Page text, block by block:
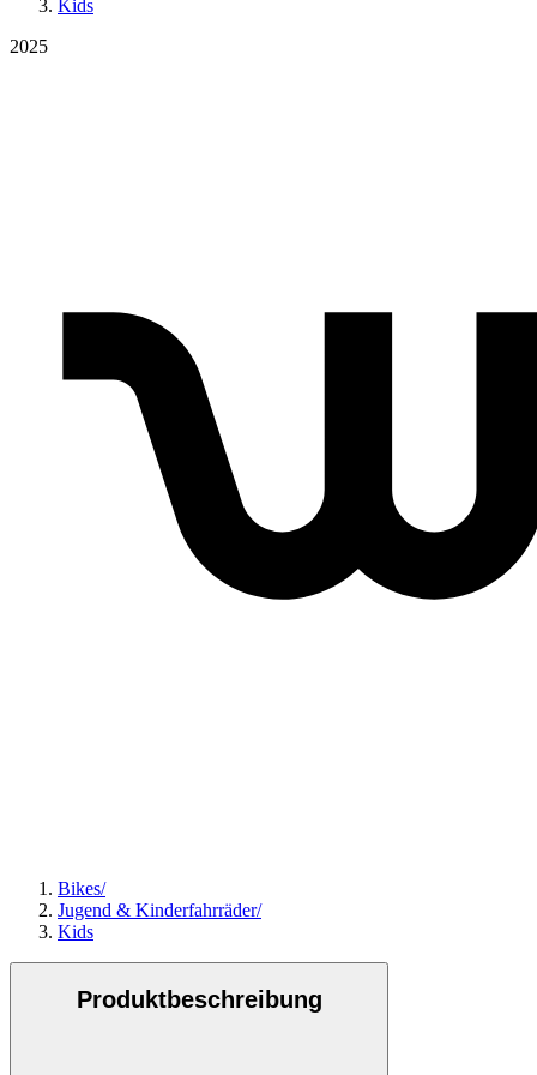
Kids
2025
Bikes/
Jugend & Kinderfahrräder/
Kids
Produktbeschreibung